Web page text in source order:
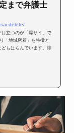
まで弁護士
delete/
立つのが「爆サイ」で
「地域密着」を特徴と
どもはらんでいます。誹